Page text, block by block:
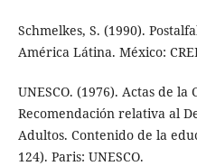
Schmelkes, S. (1990).
América Látina. México:
UNESCO. (1976). Actas de
Recomendación relativa al
Adultos. Contenido de la
124). Paris: UNESCO.